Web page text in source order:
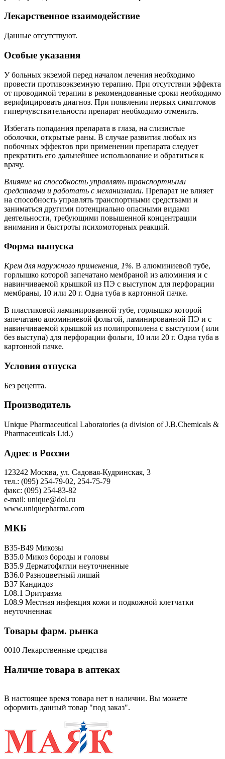
Лекарственное взаимодействие
Данные отсутствуют.
Особые указания
У больных экземой перед началом лечения необходимо
провести противоэкземную терапию. При отсутствии эффекта
от проводимой терапии в рекомендованные сроки необходимо
верифицировать диагноз. При появлении первых симптомов
гиперчувствительности препарат необходимо отменить.
Избегать попадания препарата в глаза, на слизистые
оболочки, открытые раны. В случае развития любых из
побочных эффектов при применении препарата следует
прекратить его дальнейшее использование и обратиться к
врачу.
Влияние на способность управлять транспортными
средствами и работать с механизмами. Препарат не влияет
на способность управлять транспортными средствами и
заниматься другими потенциально опасными видами
деятельности, требующими повышенной концентрации
внимания и быстроты психомоторных реакций.
Форма выпуска
Крем для наружного применения, 1%. В алюминиевой тубе,
горлышко которой запечатано мембраной из алюминия и с
навинчиваемой крышкой из ПЭ с выступом для перфорации
мембраны, 10 или 20 г. Одна туба в картонной пачке.
В пластиковой ламинированной тубе, горлышко которой
запечатано алюминиевой фольгой, ламинированной ПЭ и с
навинчиваемой крышкой из полипропилена с выступом ( или
без выступа) для перфорации фольги, 10 или 20 г. Одна туба в
картонной пачке.
Условия отпуска
Без рецепта.
Производитель
Unique Pharmaceutical Laboratories (a division of J.B.Chemicals &
Pharmaceuticals Ltd.)
Адрес в России
123242 Москва, ул. Садовая-Кудринская, 3
тел.: (095) 254-79-02, 254-75-79
факс: (095) 254-83-82
e-mail: unique@dol.ru
www.uniquepharma.com
МКБ
B35-B49 Микозы
B35.0 Микоз бороды и головы
B35.9 Дерматофитии неуточненные
B36.0 Разноцветный лишай
B37 Кандидоз
L08.1 Эритразма
L08.9 Местная инфекция кожи и подкожной клетчатки
неуточненная
Товары фарм. рынка
0010 Лекарственные средства
Наличие товара в аптеках
В настоящее время товара нет в наличии. Вы можете
оформить данный товар "под заказ".